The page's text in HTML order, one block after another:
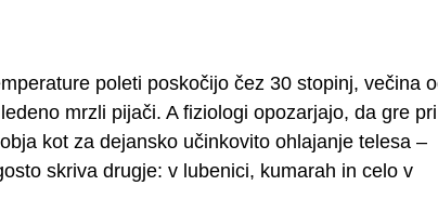
poleti poskočijo čez 30 stopinj, večina
mrzli pijači. A fiziologi opozarjajo, da gre pri
kot za dejansko učinkovito ohlajanje telesa –
skriva drugje: v lubenici, kumarah in celo v